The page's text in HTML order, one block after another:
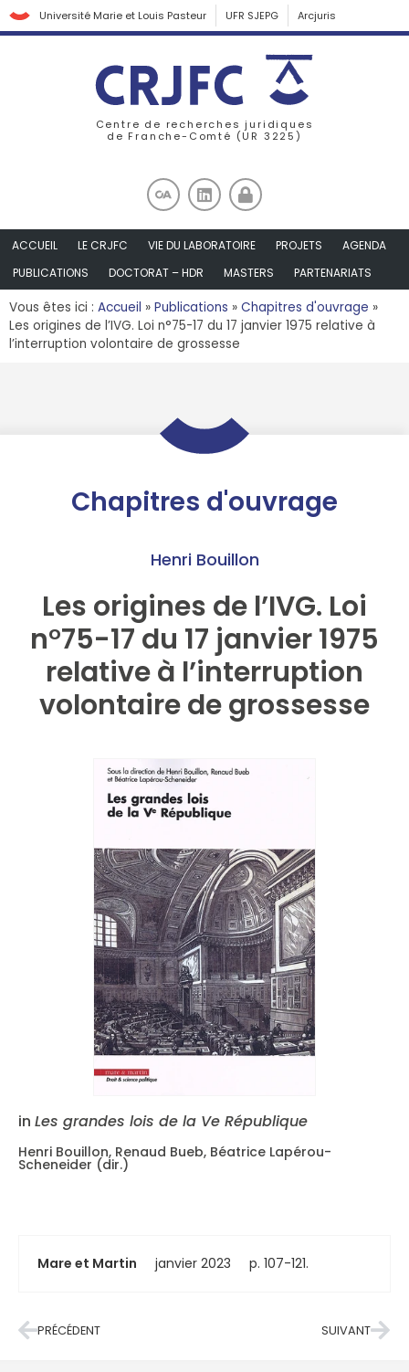
Université Marie et Louis Pasteur UFR SJEPG Arcjuris
Centre de recherches juridiques
de Franche-Comté (UR 3225)
ACCUEIL LE CRJFC VIE DU LABORATOIRE PROJETS
AGENDA
PUBLICATIONS
DOCTORAT – HDR MASTERS PARTENARIATS
Vous êtes ici : Accueil » Publications » Chapitres d'ouvrage »
Les origines de l’IVG. Loi n°75-17 du 17 janvier 1975 relative à
l’interruption volontaire de grossesse
Chapitres d'ouvrage
Henri Bouillon
Les origines de l’IVG. Loi
n°75-17 du 17 janvier 1975
relative à l’interruption
volontaire de grossesse
in Les grandes lois de la Ve République
Henri Bouillon, Renaud Bueb, Béatrice Lapérou-
Scheneider (dir.)
Mare et Martin janvier 2023 p. 107-121.
PRÉCÉDENT SUIVANT